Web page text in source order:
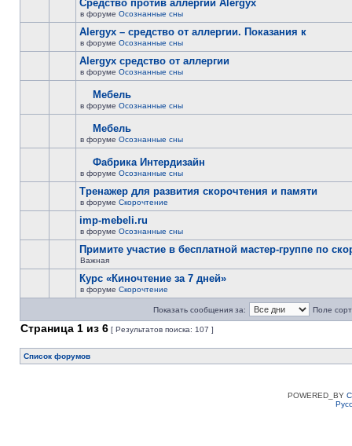
Cредство против аллергии Alergyx
в форуме Осознанные сны
Alergyx – средство от аллергии. Показания к
в форуме Осознанные сны
Alergyx средство от аллергии
в форуме Осознанные сны
Мебель
в форуме Осознанные сны
Мебель
в форуме Осознанные сны
Фабрика Интердизайн
в форуме Осознанные сны
Тренажер для развития скорочтения и памяти
в форуме Скорочтение
imp-mebeli.ru
в форуме Осознанные сны
Примите участие в бесплатной мастер-группе по
Важная
Курс «Киночтение за 7 дней»
в форуме Скорочтение
Показать сообщения за: Поле
Страница 1 из 6 [ Результатов поиска: 107 ]
Список форумов
POWERED_BY